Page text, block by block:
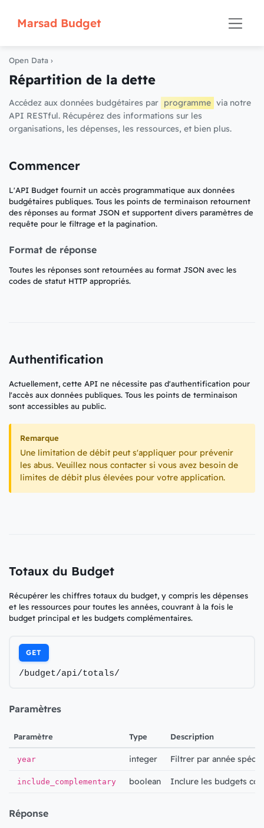
Marsad Budget
Open Data ›
Répartition de la dette
Accédez aux données budgétaires par programme via notre
API RESTful. Récupérez des informations sur les
organisations, les dépenses, les ressources, et bien plus.
Commencer
L'API Budget fournit un accès programmatique aux données
budgétaires publiques. Tous les points de terminaison retournent
des réponses au format JSON et supportent divers paramètres de
requête pour le filtrage et la pagination.
Format de réponse
Toutes les réponses sont retournées au format JSON avec les
codes de statut HTTP appropriés.
Authentification
Actuellement, cette API ne nécessite pas d'authentification pour
l'accès aux données publiques. Tous les points de terminaison
sont accessibles au public.
Remarque
Une limitation de débit peut s'appliquer pour prévenir
les abus. Veuillez nous contacter si vous avez besoin de
limites de débit plus élevées pour votre application.
Totaux du Budget
Récupérer les chiffres totaux du budget, y compris les dépenses
et les ressources pour toutes les années, couvrant à la fois le
budget principal et les budgets complémentaires.
GET
/budget/api/totals/
Paramètres
Paramètre Type Description
year integer Filtrer par année
include_complementary boolean Inclure les budgets
Réponse